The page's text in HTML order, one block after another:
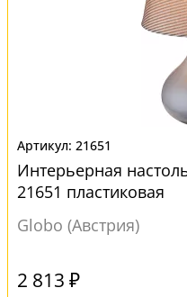
21651
Интерьерная
21651 пластиковая
Globo (Австрия)
2 813 ₽